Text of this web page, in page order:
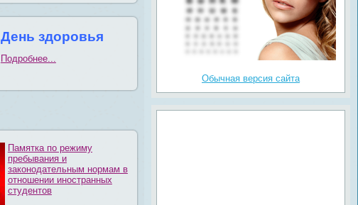
День здоровья
Подробнее...
Памятка по режиму
пребывания и
законодательным нормам в
отношении иностранных
студентов
Обычная версия сайта